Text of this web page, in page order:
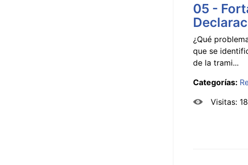
05 -
¿Qué
que se
de la trami...
Categorías:
Visitas: